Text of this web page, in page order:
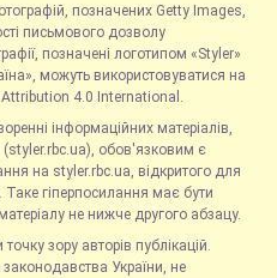
позначених Getty Images,
письмового дозволу
позначені логотипом «Styler»
можуть використовуватися на
Attribution 4.0 International.
інформаційних матеріалів,
(styler.rbc.ua), обов'язковим є
на styler.rbc.ua, відкритого для
гіперпосилання має бути
не нижче другого абзацу.
зору авторів публікацій.
України, не